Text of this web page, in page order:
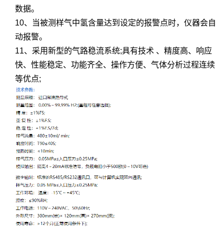
数据。
10、当被测样气中氢含量达到设定的报警点时，仪器会自
动报警。
11、采用新型的气路稳流系统;具有技术 、精度高、响应
快、性能稳定、功能齐全、操作方便、气体分析过程连续
等优点;